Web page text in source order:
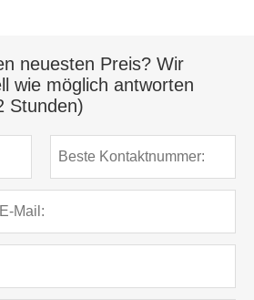
neuesten Preis? Wir
wie möglich antworten
Stunden)